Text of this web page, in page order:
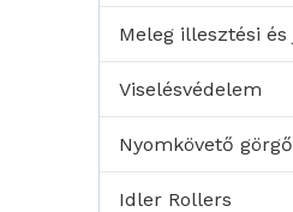
Viselésvédelem
Idler Rollers